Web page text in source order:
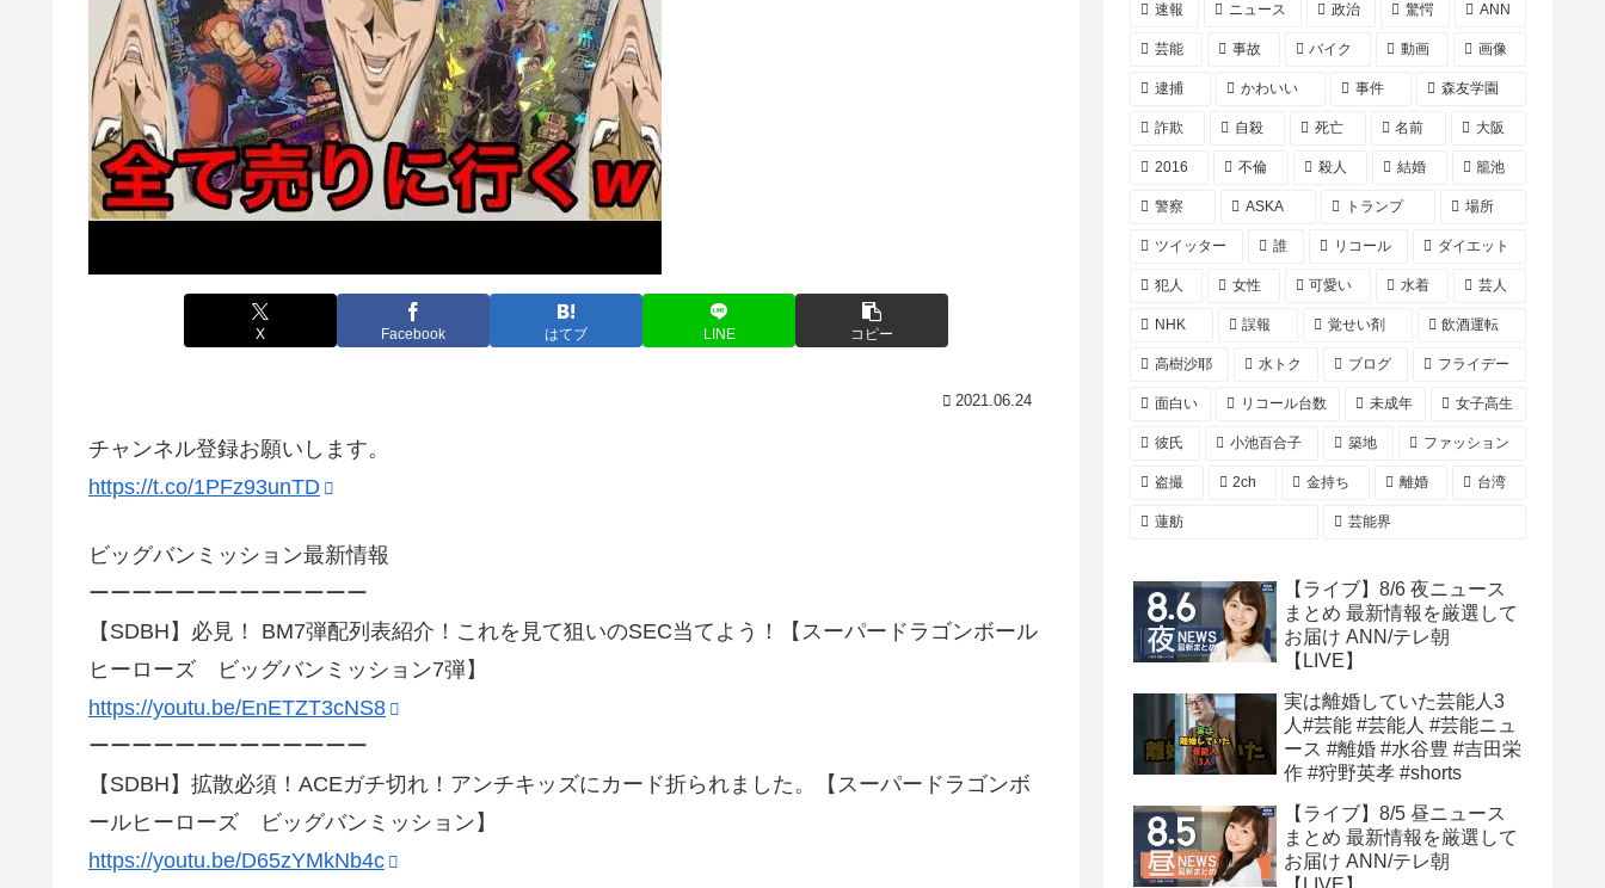
X Facebook はてブ LINE コピー
2021.06.24
チャンネル登録お願いします。
https://t.co/1PFz93unTD
ビッグバンミッション最新情報
ーーーーーーーーーーーーー
【SDBH】必見！ BM7弾配列表紹介！これを見て狙いのSEC当てよう！【スーパードラゴンボール
ヒーローズ ビッグバンミッション7弾】
https://youtu.be/EnETZT3cNS8
ーーーーーーーーーーーーー
【SDBH】拡散必須！ACEガチ切れ！アンチキッズにカード折られました。【スーパードラゴンボ
ールヒーローズ ビッグバンミッション】
https://youtu.be/D65zYMkNb4c
速報 ニュース 政治 驚愕 ANN
芸能 事故 バイク 動画 画像
逮捕 かわいい 事件 森友学園
詐欺 自殺 死亡 名前 大阪
2016 不倫 殺人 結婚 籠池
警察 ASKA トランプ 場所
ツイッター 誰 リコール ダイエット
犯人 女性 可愛い 水着 芸人
NHK 誤報 覚せい剤 飲酒運転
高樹沙耶 水トク ブログ フライデー
面白い リコール台数 未成年 女子高生
彼氏 小池百合子 築地 ファッション
盗撮 2ch 金持ち 離婚 台湾
蓮舫 芸能界
【ライブ】8/6 夜ニュース
まとめ 最新情報を厳選して
お届け ANN/テレ朝
【LIVE】
実は離婚していた芸能人3
人#芸能 #芸能人 #芸能ニュ
ース #離婚 #水谷豊 #吉田栄
作 #狩野英孝 #shorts
【ライブ】8/5 昼ニュース
まとめ 最新情報を厳選して
お届け ANN/テレ朝